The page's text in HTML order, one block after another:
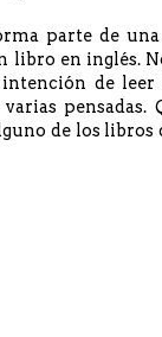
parte de
libro en inglés.
de
pensadas.
de los